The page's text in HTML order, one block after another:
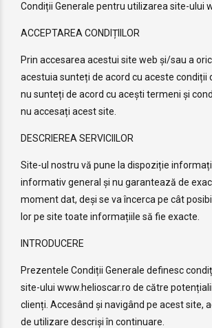
Condiții Generale pentru utilizarea site-ului
ACCEPTAREA CONDIȚIILOR
Prin accesarea acestui site web și/sau a
acestuia sunteți de acord cu aceste condiții
nu sunteți de acord cu acești termeni și
nu accesați acest site.
DESCRIEREA SERVICIILOR
Site-ul nostru vă pune la dispoziție
informativ general și nu garantează de
moment dat, deși se va încerca pe cât
lor pe site toate informațiile să fie exacte.
INTRODUCERE
Prezentele Condiții Generale definesc
site-ului www.helioscar.ro de către
clienți. Accesând și navigând pe acest site,
de utilizare descriși în continuare.